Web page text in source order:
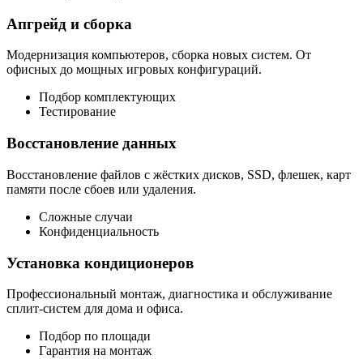
Апгрейд и сборка
Модернизация компьютеров, сборка новых систем. От
офисных до мощных игровых конфигураций.
Подбор комплектующих
Тестирование
Восстановление данных
Восстановление файлов с жёстких дисков, SSD, флешек, карт
памяти после сбоев или удаления.
Сложные случаи
Конфиденциальность
Установка кондиционеров
Профессиональный монтаж, диагностика и обслуживание
сплит-систем для дома и офиса.
Подбор по площади
Гарантия на монтаж